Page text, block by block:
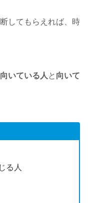
してもらえれば、時
向いている人 と 向いて
る人